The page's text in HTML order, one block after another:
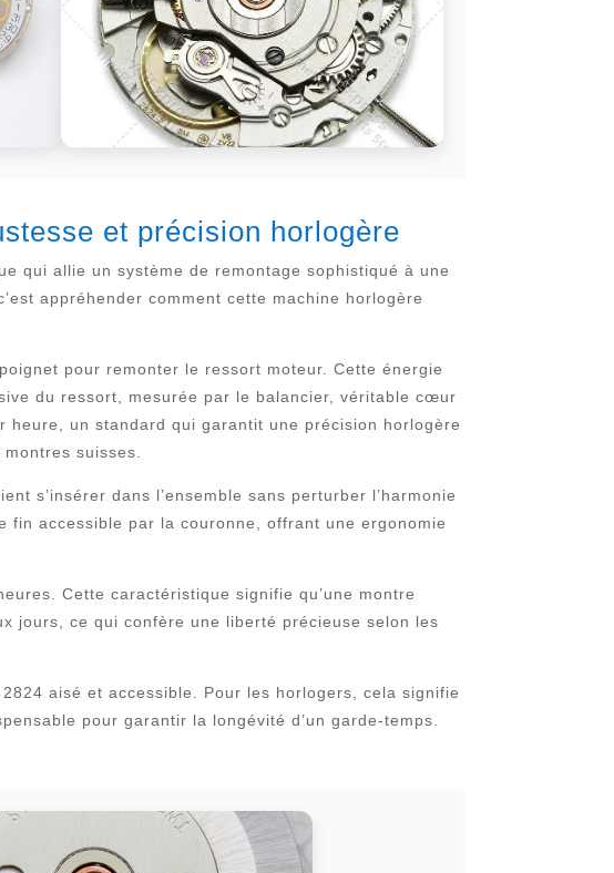
et précision horlogère
qui allie un système de remontage sophistiqué à une
appréhender comment cette machine horlogère
pour remonter le ressort moteur. Cette énergie
du ressort, mesurée par le balancier, véritable cœur
un standard qui garantit une précision horlogère
suisses.
s’insérer dans l’ensemble sans perturber l’harmonie
fin accessible par la couronne, offrant une ergonomie
Cette caractéristique signifie qu’une montre
jours, ce qui confère une liberté précieuse selon les
aisé et accessible. Pour les horlogers, cela signifie
pour garantir la longévité d’un garde-temps.